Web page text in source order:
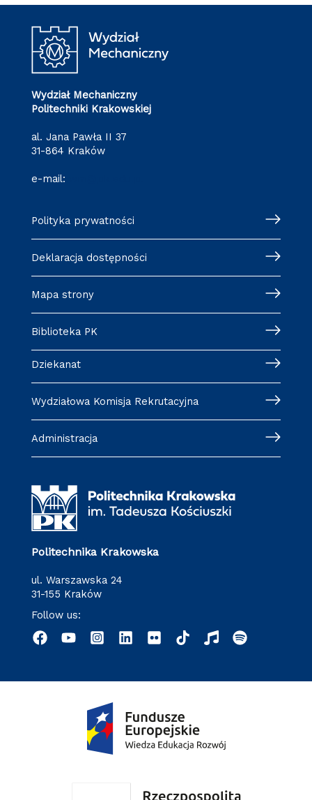
Wydział Mechaniczny
Politechniki Krakowskiej
al. Jana Pawła II 37
31-864 Kraków
e-mail:
Polityka prywatności
Deklaracja dostępności
Mapa strony
Biblioteka PK
Dziekanat
Wydziałowa Komisja Rekrutacyjna
Administracja
Politechnika Krakowska
ul. Warszawska 24
31-155 Kraków
Follow us: